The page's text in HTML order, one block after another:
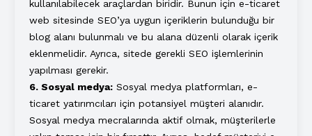
kullanılabilecek araçlardan biridir. Bunun için e-ticaret
web sitesinde SEO’ya uygun içeriklerin bulunduğu bir
blog alanı bulunmalı ve bu alana düzenli olarak içerik
eklenmelidir. Ayrıca, sitede gerekli SEO işlemlerinin
yapılması gerekir.
6. Sosyal medya: Sosyal medya platformları, e-
ticaret yatırımcıları için potansiyel müşteri alanıdır.
Sosyal medya mecralarında aktif olmak, müşterilerle